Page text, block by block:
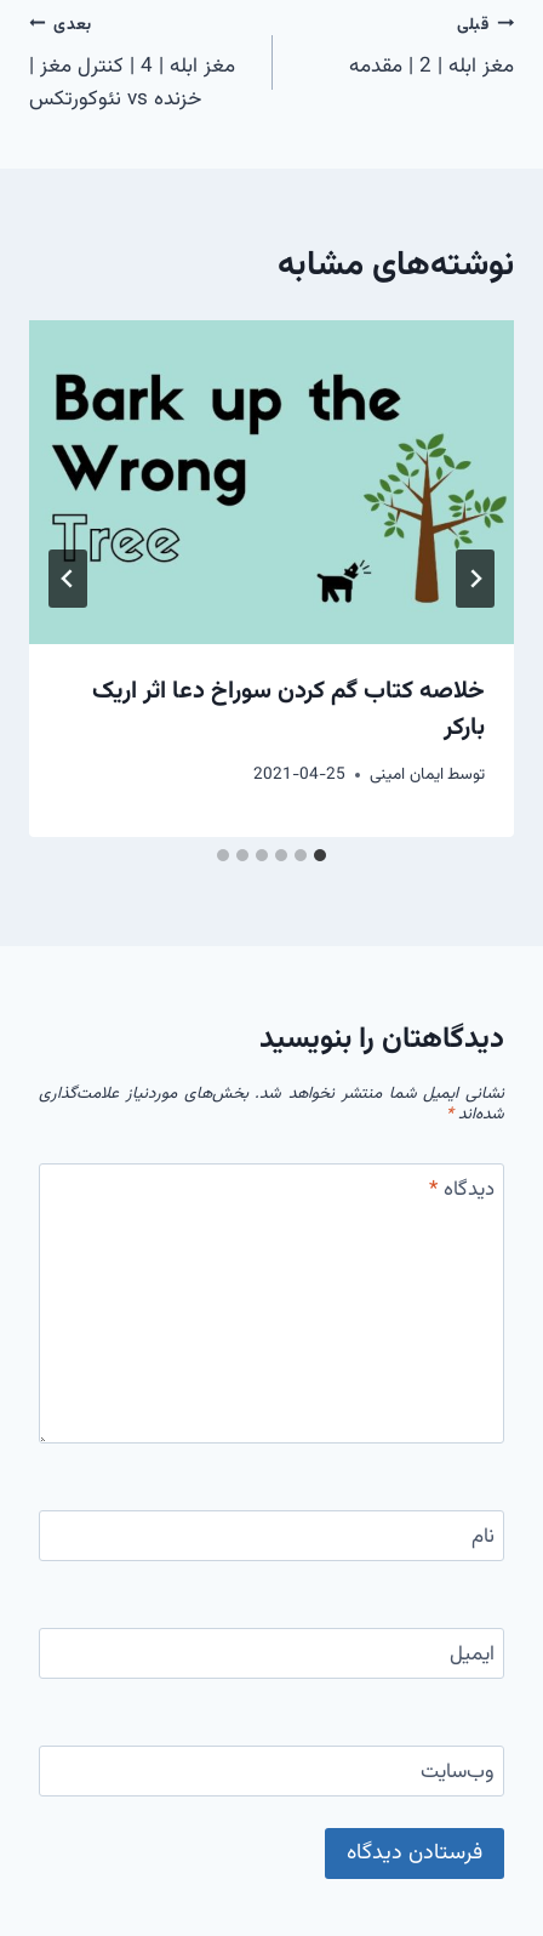
راهبری
نوشته
قبلی
مغز ابله | 2 | مقدمه
بعدی
مغز ابله | 4 | کنترل مغز |
خزنده vs نئوکورتکس
نوشته‌های مشابه
خلاصه کتاب گم کردن سوراخ دعا اثر اریک
بارکر
توسطایمان امینی 2021-04-25
دیدگاهتان را بنویسید
نشانی ایمیل شما منتشر نخواهد شد. بخش‌های موردنیاز علامت‌گذاری
شده‌اند*
دیدگاه*
نام
ایمیل
وب‌سایت